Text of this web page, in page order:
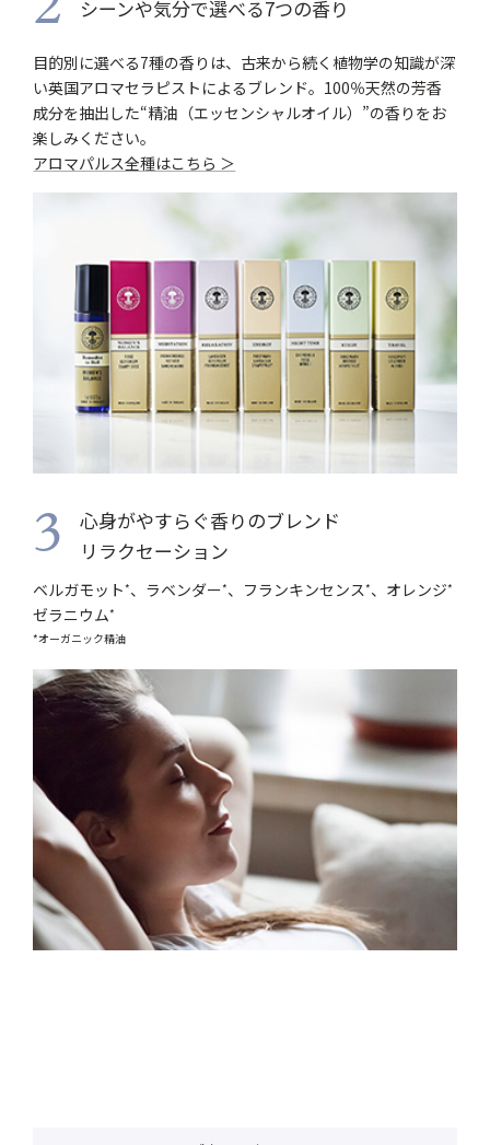
シーンや気分で選べる7つの香り
目的別に選べる7種の香りは、古来から続く植物学の知識が深
い英国アロマセラピストによるブレンド。100％天然の芳香
成分を抽出した“精油（エッセンシャルオイル）”の香りをお
楽しみください。
アロマパルス全種はこちら ＞
3
心身がやすらぐ香りのブレンド
リラクセーション
ベルガモット*、ラベンダー*、フランキンセンス*、オレンジ*
ゼラニウム*
*オーガニック精油